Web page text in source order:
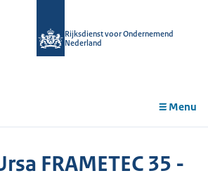
Rijksdienst voor Ondernemend
Nederland
Menu
FRAMETEC 35 -